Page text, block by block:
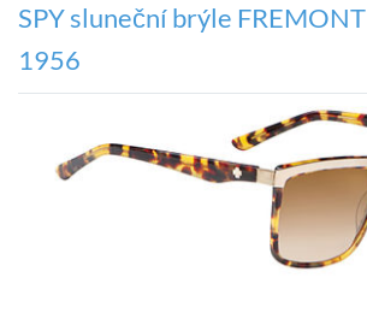
SPY sluneční brýle FREMONT
1956